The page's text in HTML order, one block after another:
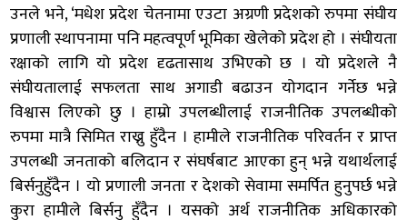
उनले भने, ‘मधेश प्रदेश चेतनामा एउटा अग्रणी प्रदेशको रुपमा संघीय
प्रणाली स्थापनामा पनि महत्वपूर्ण भूमिका खेलेको प्रदेश हो । संघीयता
रक्षाको लागि यो प्रदेश दृढतासाथ उभिएको छ । यो प्रदेशले नै
संघीयतालाई सफलता साथ अगाडी बढाउन योगदान गर्नेछ भन्ने
विश्वास लिएको छु । हाम्रो उपलब्धीलाई राजनीतिक उपलब्धीको
रुपमा मात्रै सिमित राख्नु हुँदैन । हामीले राजनीतिक परिवर्तन र प्राप्त
उपलब्धी जनताको बलिदान र संघर्षबाट आएका हुन् भन्ने यथार्थलाई
बिर्सनुहुँदैन । यो प्रणाली जनता र देशको सेवामा समर्पित हुनुपर्छ भन्ने
कुरा हामीले बिर्सनु हुँदैन । यसको अर्थ राजनीतिक अधिकारको